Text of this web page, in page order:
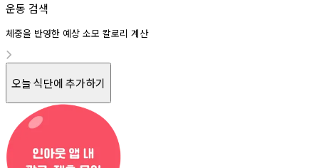
운동 검색
체중을 반영한 예상 소모 칼로리 계산
오늘 식단에 추가하기